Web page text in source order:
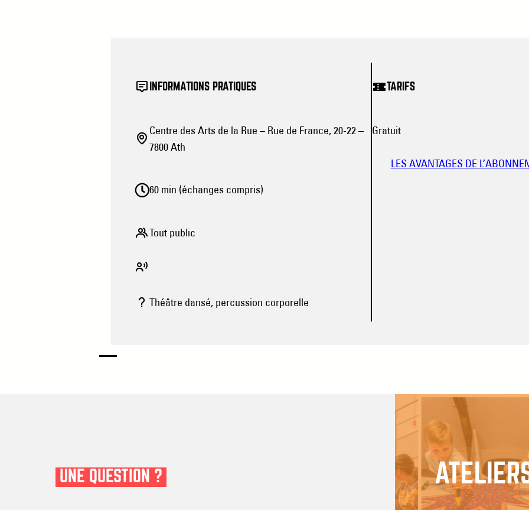
INFORMATIONS PRATIQUES
Centre des Arts de la Rue – Rue de France, 20-22 –
7800 Ath
60 min (échanges compris)
Tout public
Théâtre dansé, percussion corporelle
TARIFS
Gratuit
LES AVANTAGES DE
UNE QUESTION ?